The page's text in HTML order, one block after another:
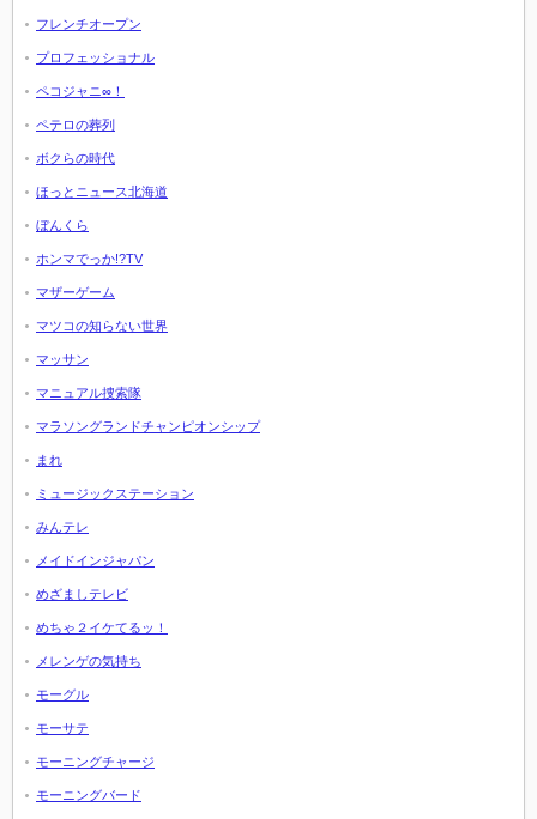
フレンチオープン
プロフェッショナル
ペコジャニ∞！
ペテロの葬列
ボクらの時代
ほっとニュース北海道
ぼんくら
ホンマでっか!?TV
マザーゲーム
マツコの知らない世界
マッサン
マニュアル捜索隊
マラソングランドチャンピオンシップ
まれ
ミュージックステーション
みんテレ
メイドインジャパン
めざましテレビ
めちゃ２イケてるッ！
メレンゲの気持ち
モーグル
モーサテ
モーニングチャージ
モーニングバード